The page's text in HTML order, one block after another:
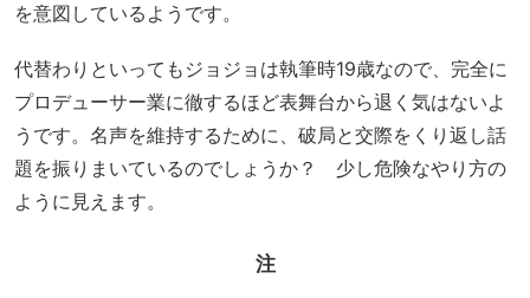
を意図しているようです。
代替わりといってもジョジョは執筆時19歳なので、完全に
プロデューサー業に徹するほど表舞台から退く気はないよ
うです。名声を維持するために、破局と交際をくり返し話
題を振りまいているのでしょうか？ 少し危険なやり方の
ように見えます。
注